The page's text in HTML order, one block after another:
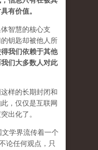
有价值。
智慧的核心支
钥匙却被他人所
我们依赖于其他
们大多数人对此
样的长期封闭和
，仅仅是互联网
出化了。
学界流传着一个
论任何观点，只